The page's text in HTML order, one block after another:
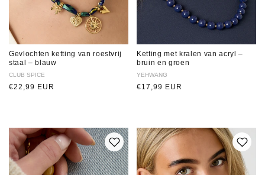
Gevlochten ketting van roestvrij
staal – blauw
Verkoper:
CLUB SPICE
Normale
€22,99 EUR
Ketting met kralen van acryl –
bruin en groen
Verkoper:
YEHWANG
Normale
€17,99 EUR